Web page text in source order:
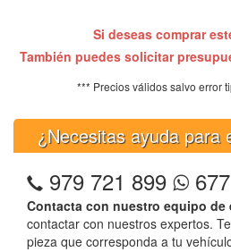
Si deseas comprar
También puedes solicitar
*** Precios válidos salvo error
¿Necesitas ayuda para
979 721 899
Contacta con nuestro equipo de
contactar con nuestros expertos.
pieza que corresponda a tu